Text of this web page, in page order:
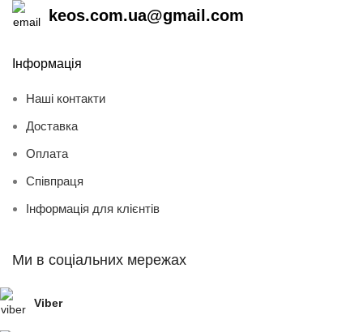
keos.com.ua@gmail.com
Інформація
Наші контакти
Доставка
Оплата
Співпраця
Інформація для клієнтів
Ми в соціальних мережах
Viber